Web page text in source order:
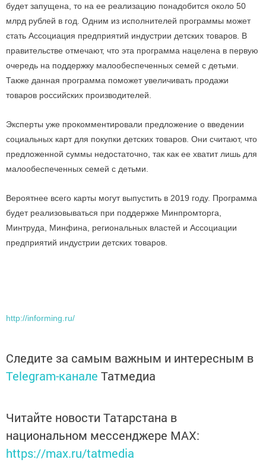
будет запущена, то на ее реализацию понадобится около 50
млрд рублей в год. Одним из исполнителей программы может
стать Ассоциация предприятий индустрии детских товаров. В
правительстве отмечают, что эта программа нацелена в первую
очередь на поддержку малообеспеченных семей с детьми.
Также данная программа поможет увеличивать продажи
товаров российских производителей.
Эксперты уже прокомментировали предложение о введении
социальных карт для покупки детских товаров. Они считают, что
предложенной суммы недостаточно, так как ее хватит лишь для
малообеспеченных семей с детьми.
Вероятнее всего карты могут выпустить в 2019 году. Программа
будет реализовываться при поддержке Минпромторга,
Минтруда, Минфина, региональных властей и Ассоциации
предприятий индустрии детских товаров.
http://informing.ru/
Следите за самым важным и интересным в
Telegram-канале Татмедиа
Читайте новости Татарстана в
национальном мессенджере MАХ:
https://max.ru/tatmedia